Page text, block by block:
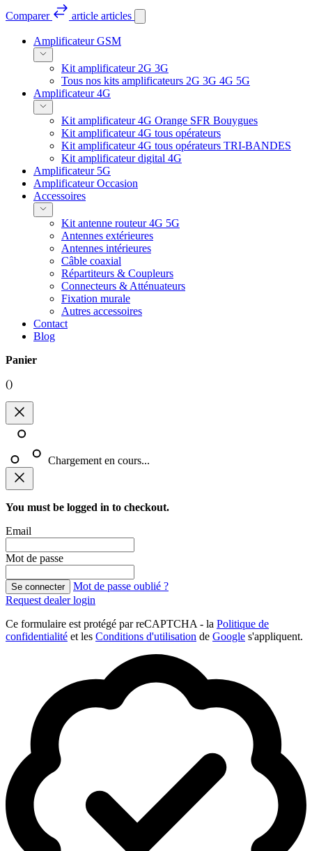
Comparer article articles
Amplificateur GSM
Kit amplificateur 2G 3G
Tous nos kits amplificateurs 2G 3G 4G 5G
Amplificateur 4G
Kit amplificateur 4G Orange SFR Bouygues
Kit amplificateur 4G tous opérateurs
Kit amplificateur 4G tous opérateurs TRI-BANDES
Kit amplificateur digital 4G
Amplificateur 5G
Amplificateur Occasion
Accessoires
Kit antenne routeur 4G 5G
Antennes extérieures
Antennes intérieures
Câble coaxial
Répartiteurs & Coupleurs
Connecteurs & Atténuateurs
Fixation murale
Autres accessoires
Contact
Blog
Panier
()
Chargement en cours...
You must be logged in to checkout.
Email
Mot de passe
Se connecter
Mot de passe oublié ?
Request dealer login
Ce formulaire est protégé par reCAPTCHA - la Politique de
confidentialité et les Conditions d'utilisation de Google s'appliquent.